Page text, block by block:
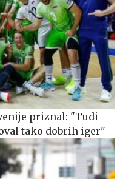
priznal: "Tudi
tako dobrih iger"